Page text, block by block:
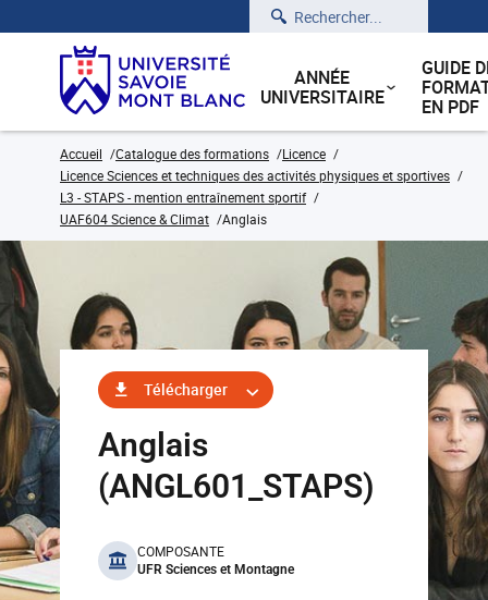
Rechercher
ANNÉE
UNIVERSITAIRE
GUIDE
EN PDF
Accueil Catalogue des formations
Licence
Licence Sciences et techniques des activités physiques et sportives
L3 - STAPS - mention entraînement sportif
UAF604 Science & Climat
Anglais
Télécharger
Anglais
(ANGL601_STAPS)
benefits
COMPOSANTE
UFR Sciences et Montagne